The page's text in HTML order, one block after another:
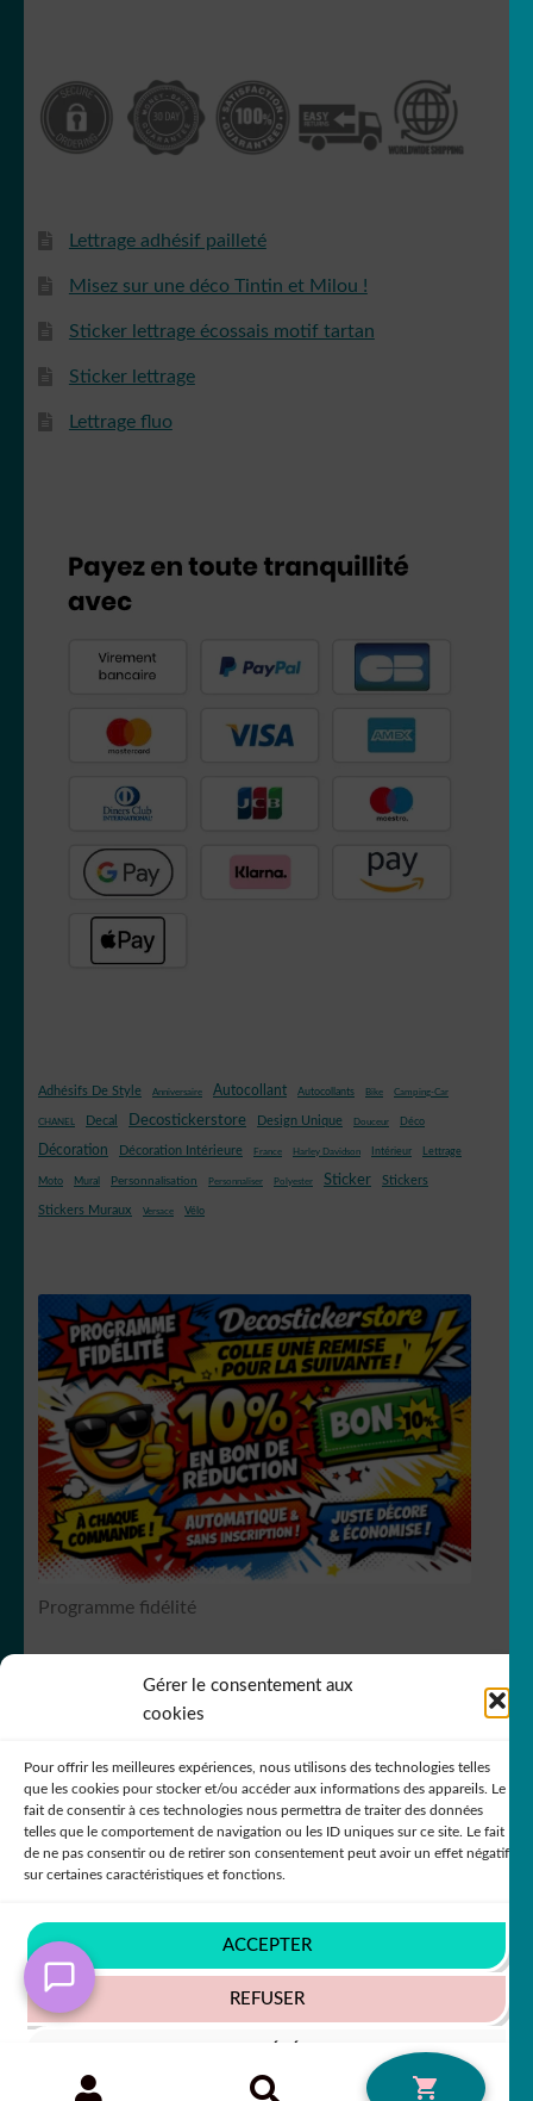
Gérer le consentement aux
cookies
Pour offrir les meilleures expériences, nous utilisons des technologies telles
que les cookies pour stocker et/ou accéder aux informations des appareils. Le
fait de consentir à ces technologies nous permettra de traiter des données
telles que le comportement de navigation ou les ID uniques sur ce site. Le fait
de ne pas consentir ou de retirer son consentement peut avoir un effet négatif
sur certaines caractéristiques et fonctions.
ACCEPTER
REFUSER
Lettrage adhésif pailleté
Misez sur une déco Tintin et Milou !
Sticker lettrage écossais motif tartan
Sticker lettrage
Lettrage fluo
Adhésifs De Style Anniversaire Autocollant Autocollants Bike Camping-Car
CHANEL Decal Decostickerstore Design Unique Douceur Déco
Décoration Décoration Intérieure France Harley Davidson Intérieur Lettrage
Moto Mural Personnalisation Personnaliser Polyester Sticker Stickers
Stickers Muraux Versace Vélo
Programme fidélité
RCS Bergerac SIREN 751
© DecoStickerStore 2026
Politique de confidentialité
Recherche
RECHERCHE